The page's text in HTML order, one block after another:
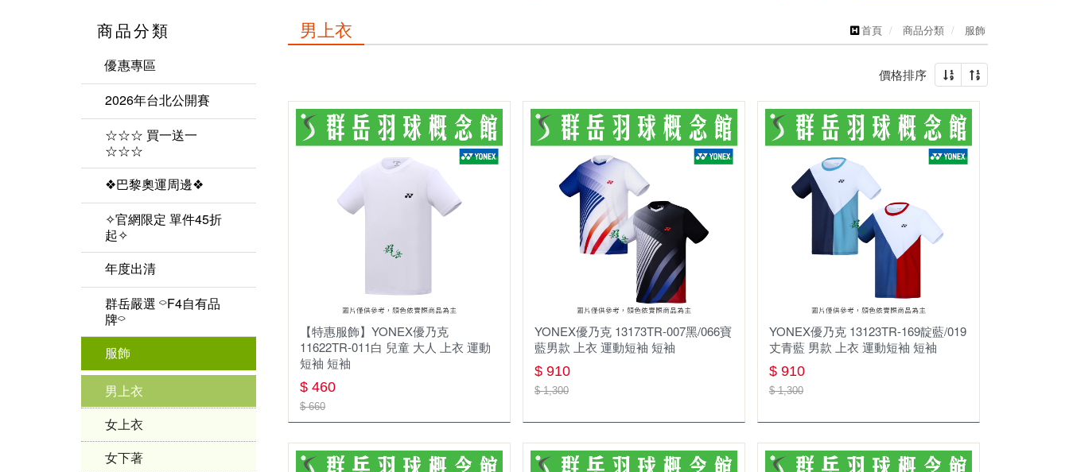
年度出清
服飾
慢跑鞋
羽球鞋
羽球拍
羽球線
運動包款
配件
首頁 商品分類 服飾
商品分類
優惠專區
2026年台北公開賽
☆☆☆ 買一送一
☆☆☆
❖巴黎奧運周邊❖
✧官網限定 單件45折
起✧
年度出清
✧٩ 優惠服飾 و✧
⏦ MIZUNO服飾 ⏦
群岳嚴選 ⌔F4自有品
牌⌔
服飾
男上衣
女上衣
女下著
男上衣
價格排序
【特惠服飾】YONEX優乃克
11622TR-011白 兒童 大人 上衣 運動
短袖 短袖
$ 460
$ 660
YONEX優乃克 13173TR-007黑/066寶
藍男款 上衣 運動短袖 短袖
$ 910
$ 1,300
YONEX優乃克 13123TR-169靛藍/019
丈青藍 男款 上衣 運動短袖 短袖
$ 910
$ 1,300